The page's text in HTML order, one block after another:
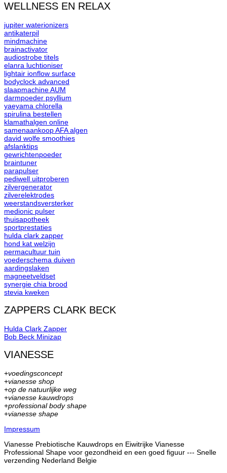
WELLNESS EN RELAX
jupiter waterionizers
antikaterpil
mindmachine
brainactivator
audiostrobe titels
elanra luchtioniser
lightair ionflow surface
bodyclock advanced
slaapmachine AUM
darmpoeder psyllium
yaeyama chlorella
spirulina bestellen
klamathalgen online
samenaankoop AFA algen
david wolfe smoothies
afslanktips
gewrichtenpoeder
braintuner
parapulser
pediwell uitproberen
zilvergenerator
zilverelektrodes
weerstandsversterker
medionic pulser
thuisapotheek
sportprestaties
hulda clark zapper
hond kat welzijn
permacultuur tuin
voederschema duiven
aardingslaken
magneetveldset
synergie chia brood
stevia kweken
ZAPPERS CLARK BECK
Hulda Clark Zapper
Bob Beck Minizap
VIANESSE
+voedingsconcept
+vianesse shop
+op de natuurlijke weg
+vianesse kauwdrops
+professional body shape
+vianesse shape
Impressum
Vianesse Prebiotische Kauwdrops en Eiwitrijke Vianesse
Professional Shape voor gezondheid en een goed figuur --- Snelle
verzending Nederland Belgie